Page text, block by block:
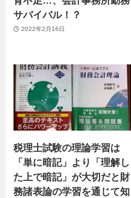
サバイバル！？
2022年2月16日
税理士試験の理論学習は
「単に暗記」より「理解し
た上で暗記」が大切だと財
務諸表論の学習を通じて知